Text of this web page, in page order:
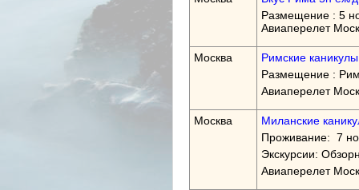
Размещение : 5
Авиаперелет
Москва
Римские
Размещение :
Авиаперелет
Москва
Миланские
Проживание: 7
Экскурсии:
Авиаперелет